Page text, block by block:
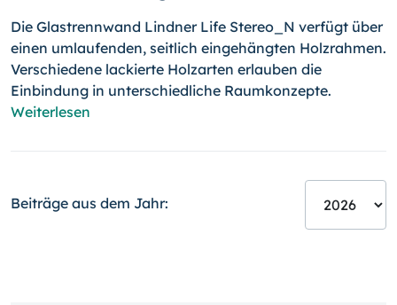
Die Glastrennwand Lindner Life Stereo_N verfügt über
einen umlaufenden, seitlich eingehängten Holzrahmen.
Verschiedene lackierte Holzarten erlauben die
Einbindung in unterschiedliche Raumkonzepte.
Weiterlesen
Beiträge aus dem Jahr: